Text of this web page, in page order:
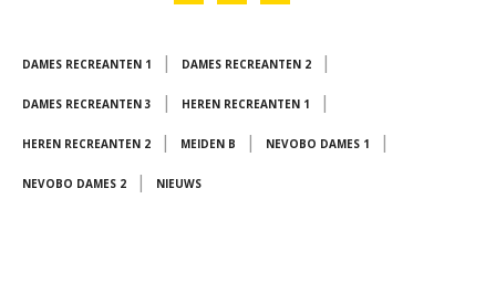
DAMES RECREANTEN 1 | DAMES RECREANTEN 2 |
DAMES RECREANTEN 3 | HEREN RECREANTEN 1 |
HEREN RECREANTEN 2 | MEIDEN B | NEVOBO DAMES 1 |
NEVOBO DAMES 2 | NIEUWS